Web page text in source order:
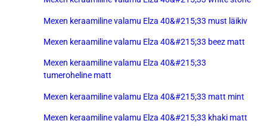
Mexen keraamiline valamu Elza 40&#215;33 must läikiv
Mexen keraamiline valamu Elza 40&#215;33 beez matt
Mexen keraamiline valamu Elza 40&#215;33
tumeroheline matt
Mexen keraamiline valamu Elza 40&#215;33 matt mint
Mexen keraamiline valamu Elza 40&#215;33 khaki matt